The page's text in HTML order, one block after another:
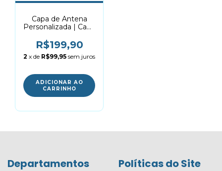
Capa de Antena
Personalizada | Capa
R$199,90
2 x de R$99,95 sem juros
ADICIONAR AO
CARRINHO
Departamentos Políticas do Site